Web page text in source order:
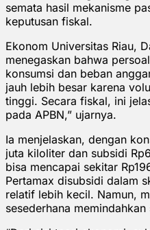
semata hasil mekanisme
keputusan fiskal.
Ekonom Universitas Riau,
menegaskan bahwa
konsumsi dan beban
jauh lebih besar karena
tinggi. Secara fiskal, ini
pada APBN,” ujarnya.
Ia menjelaskan, dengan
juta kiloliter dan subsidi
bisa mencapai sekitar
Pertamax disubsidi dalam
relatif lebih kecil. Namun,
sesederhana memindahkan